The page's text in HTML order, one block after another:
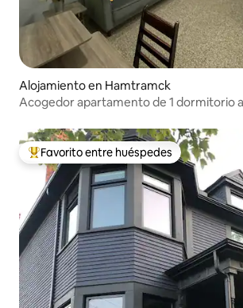
Alojamiento en Hamtramck
Acogedor apartamento de 1 dormitorio a
Favorito entre huéspedes preferido
Favorito entre huéspedes